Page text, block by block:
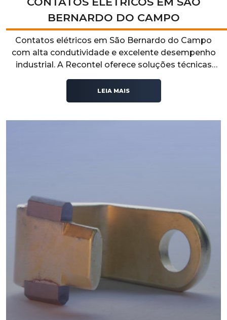
BERNARDO DO CAMPO
Contatos elétricos em São Bernardo do Campo
com alta condutividade e excelente desempenho
industrial. A Recontel oferece soluções técnicas
segurança, durabilidade e eficiência operacional.
LEIA MAIS